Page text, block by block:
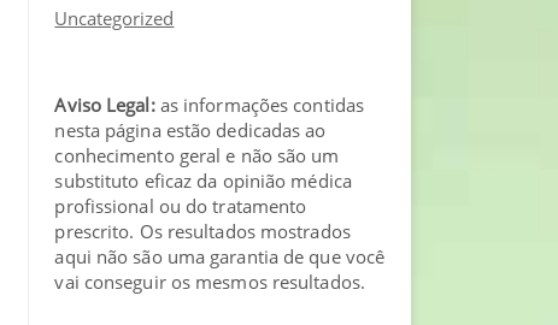
Uncategorized
Aviso Legal:as informações contidas
nesta página estão dedicadas ao
conhecimento geral e não são um
substituto eficaz da opinião médica
profissional ou do tratamento
prescrito. Os resultados mostrados
aqui não são uma garantia de que você
vai conseguir os mesmos resultados.